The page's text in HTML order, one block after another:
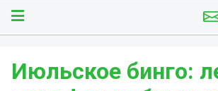
Июльское бинго: